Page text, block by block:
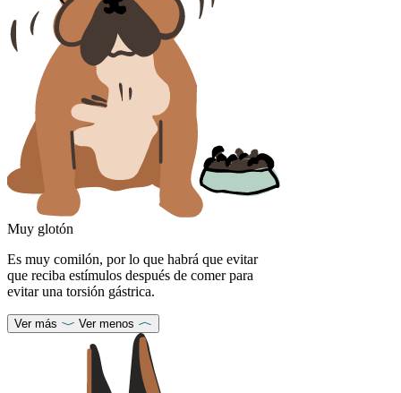
Muy glotón
Es muy comilón, por lo que habrá que evitar
que reciba estímulos después de comer para
evitar una torsión gástrica.
Ver más Ver menos